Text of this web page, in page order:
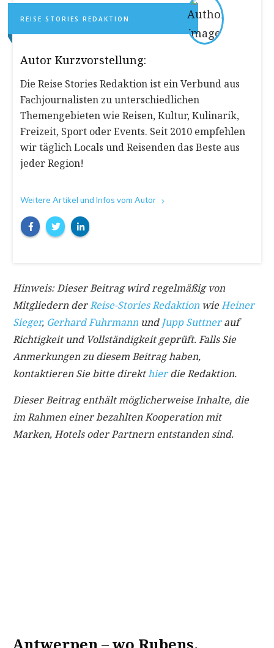
REISE STORIES REDAKTION
Autor Kurzvorstellung:
Die Reise Stories Redaktion ist ein Verbund aus
Fachjournalisten zu unterschiedlichen
Themengebieten wie Reisen, Kultur, Kulinarik,
Freizeit, Sport oder Events. Seit 2010 empfehlen
wir täglich Locals und Reisenden das Beste aus
jeder Region!
Weitere Artikel und Infos vom Autor
Hinweis: Dieser Beitrag wird regelmäßig von
Mitgliedern derReise-Stories Redaktion wieHeiner
Sieger, Gerhard Fuhrmann und Jupp Suttnerauf
Richtigkeit und Vollständigkeit geprüft. Falls Sie
Anmerkungen zu diesem Beitrag haben,
kontaktieren Sie bitte direkthierdie Redaktion.
Dieser Beitrag enthält möglicherweise Inhalte, die
im Rahmen einer bezahlten Kooperation mit
Marken, Hotels oder Partnern entstanden sind.